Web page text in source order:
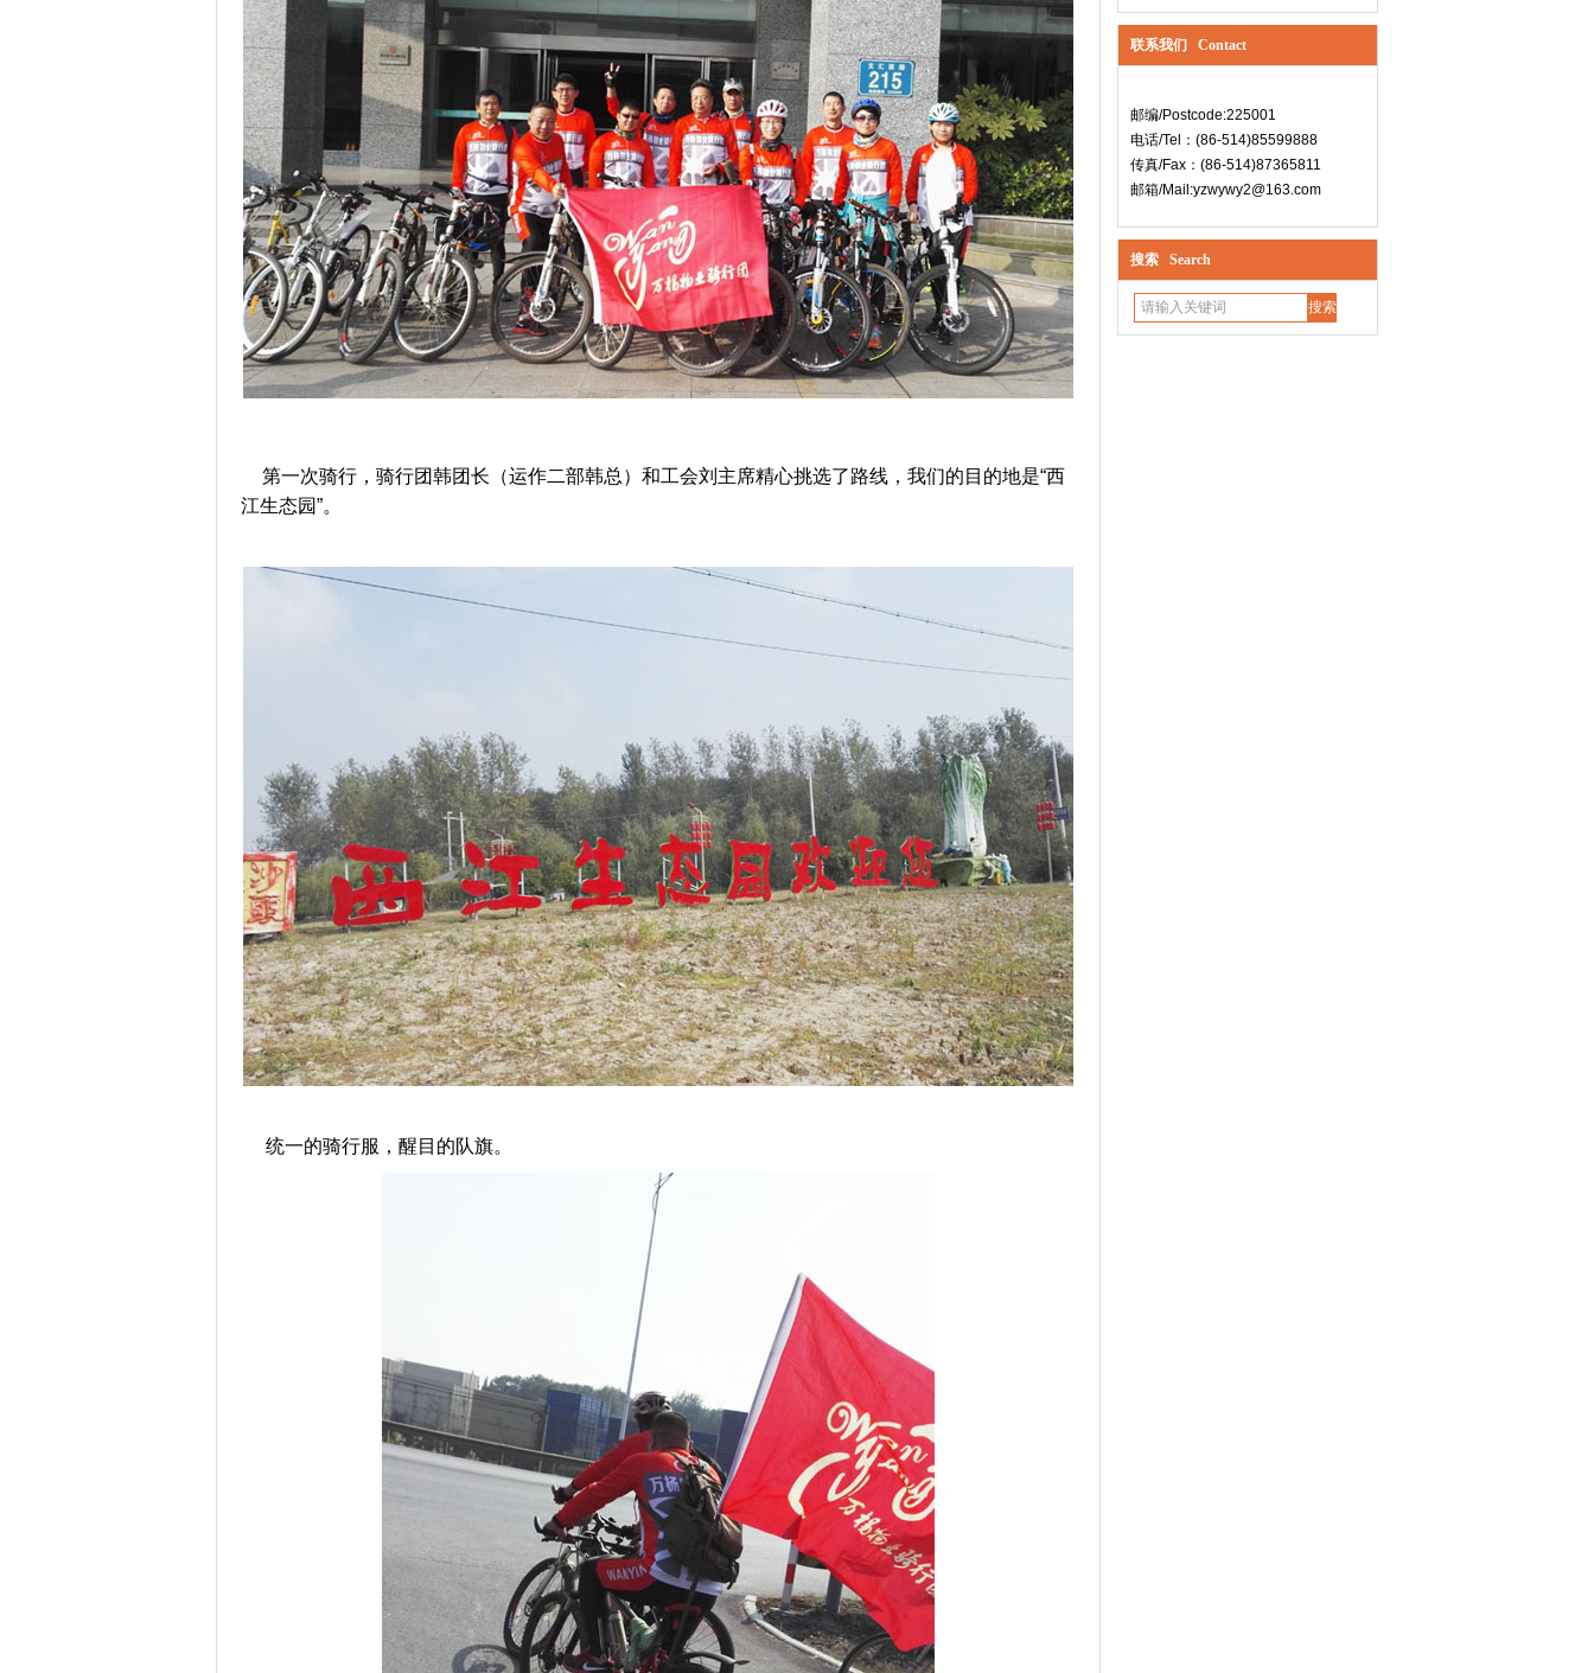
联系我们 Contact
邮编/Postcode:225001
电话/Tel：(86-514)85599888
传真/Fax：(86-514)87365811
邮箱/Mail:yzwywy2@163.com
搜索 Search
第一次骑行，骑行团韩团长（运作二部韩总）和工会刘主席精心挑选了路线，我们的目的地是“西
江生态园”。
统一的骑行服，醒目的队旗。